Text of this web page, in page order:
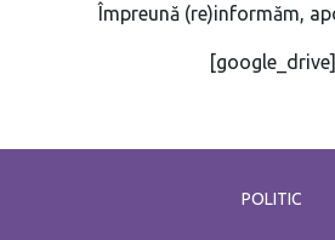
Împreună (re)informăm,
[google_drive]
POLITIC